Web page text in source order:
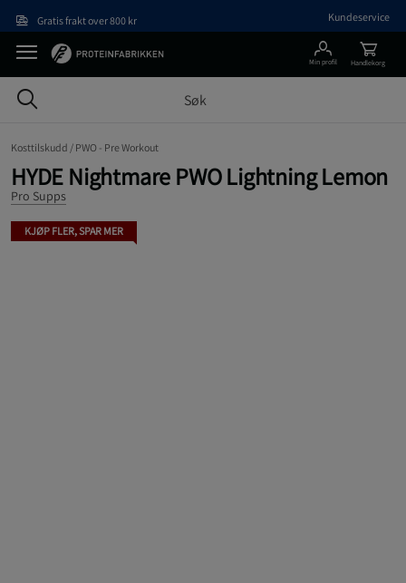
Gratis frakt over 800 kr Kundeservice
Min profil Handlekorg
Kosttilskudd / PWO - Pre Workout
HYDE Nightmare PWO Lightning Lemon
Pro Supps
KJØP FLER, SPAR MER